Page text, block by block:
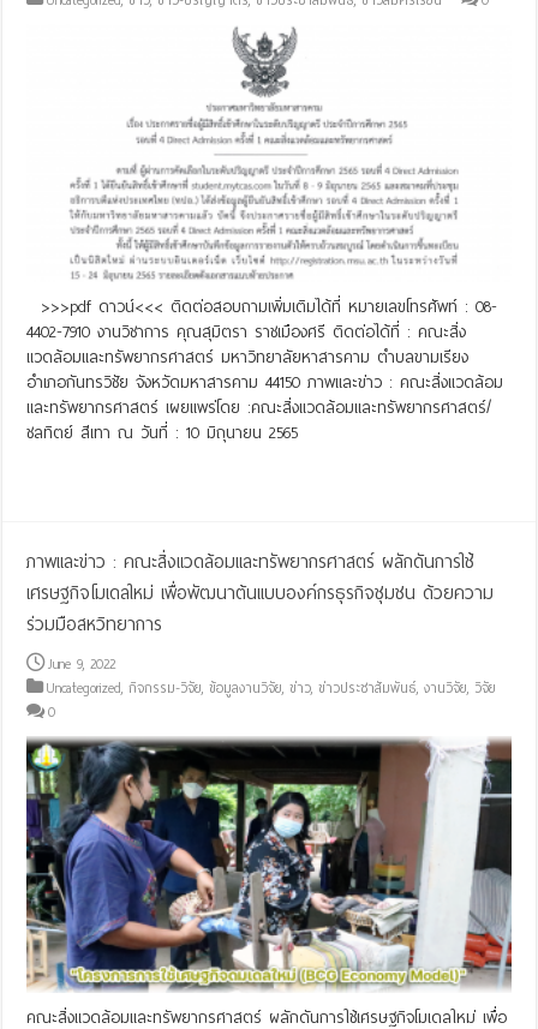
>>>pdf ดาวน์<<< ติดต่อสอบถามเพิ่มเติมได้ที่ หมายเลขโทรศัพท์ : 08-
4402-7910 งานวิชาการ คุณสุมิตรา ราชเมืองศรี ติดต่อได้ที่ : คณะสิ่ง
แวดล้อมและทรัพยากรศาสตร์ มหาวิทยาลัยหาสารคาม ตำบลขามเรียง
อำเภอกันทรวิชัย จังหวัดมหาสารคาม 44150 ภาพและข่าว : คณะสิ่งแวดล้อม
และทรัพยากรศาสตร์ เผยแพร่โดย :คณะสิ่งแวดล้อมและทรัพยากรศาสตร์/
ชลทิตย์ สีเทา ณ วันที่ : 10 มิถุนายน 2565
ภาพและข่าว : คณะสิ่งแวดล้อมและทรัพยากรศาสตร์ ผลักดันการใช้
เศรษฐกิจโมเดลใหม่ เพื่อพัฒนาต้นแบบองค์กรธุรกิจชุมชน ด้วยความ
ร่วมมือสหวิทยาการ
June 9, 2022
Uncategorized,กิจกรรม-วิจัย,ข้อมูลงานวิจัย,ข่าว,ข่าวประชาสัมพันธ์,งานวิจัย, วิจัย
0
คณะสิ่งแวดล้อมและทรัพยากรศาสตร์ ผลักดันการใช้เศรษฐกิจโมเดลใหม่ เพื่อ